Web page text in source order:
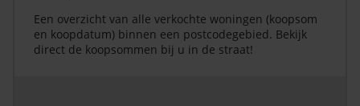
Een overzicht van alle verkochte woningen (koopsom
en koopdatum) binnen een postcodegebied. Bekijk
direct de koopsommen bij u in de straat!